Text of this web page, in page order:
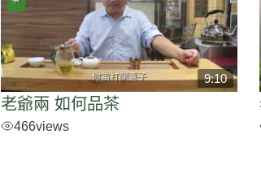
9:10
老爺兩 如何品茶
466views